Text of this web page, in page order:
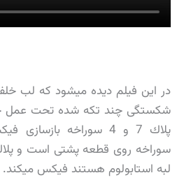
در این فیلم دیده میشود كه لب
شكستگی چند تكه شده تحت عمل
سوراخه روی قطعه پشتی است و
لبه استابولوم هستند فیكس میكند.